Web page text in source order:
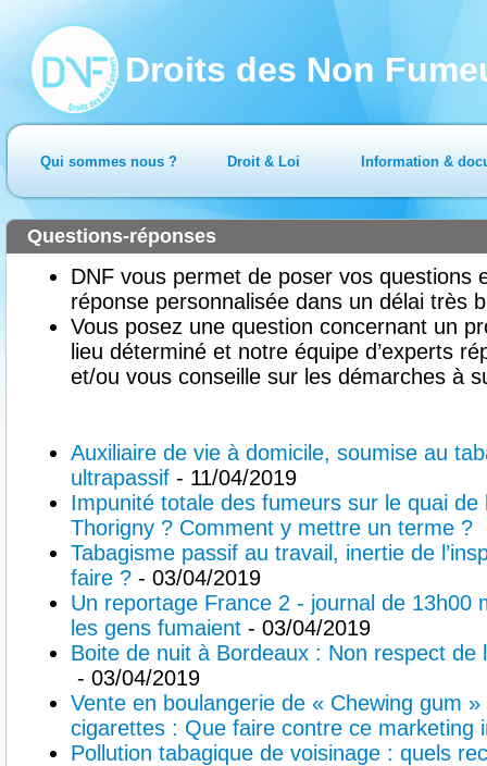
Droits des Non
Qui sommes nous ? Droit & Loi Information &
DNF vous permet de poser vos questions
réponse personnalisée dans un délai très
Vous posez une question concernant un
lieu déterminé et notre équipe d’experts
et/ou vous conseille sur les démarches à
Questions-réponses
Auxiliaire de vie à domicile, soumise au
ultrapassif - 11/04/2019
Impunité totale des fumeurs sur le quai de
Thorigny ? Comment y mettre un terme ?
Tabagisme passif au travail, inertie de
faire ? - 03/04/2019
Un reportage France 2 - journal de 13h00
les gens fumaient - 03/04/2019
Boite de nuit à Bordeaux : Non respect de
- 03/04/2019
Vente en boulangerie de « Chewing gum
cigarettes : Que faire contre ce marketing
Pollution tabagique de voisinage : quels